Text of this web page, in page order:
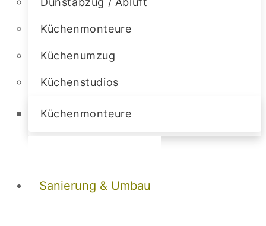
Küchenmonteure
Küchenumzug
Küchenstudios
Küchenmonteure
Sanierung & Umbau